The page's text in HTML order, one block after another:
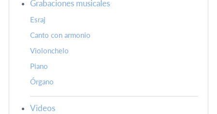
Grabaciones musicales
Esraj
Canto con armonio
Violonchelo
Piano
Órgano
Videos